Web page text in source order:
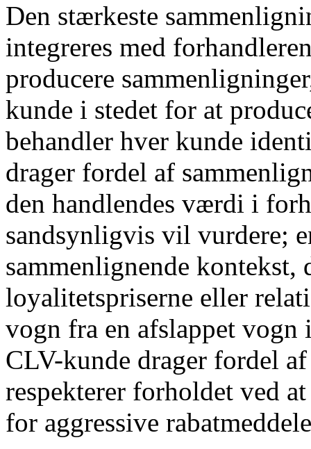
Den stærkeste
integreres med
producere
kunde i stedet for at
behandler hver kunde
drager fordel af
den handlendes værdi i
sandsynligvis vil vurdere;
sammenlignende kontekst,
loyalitetspriserne eller
vogn fra en afslappet vogn
CLV-kunde drager fordel
respekterer forholdet ved
for aggressive